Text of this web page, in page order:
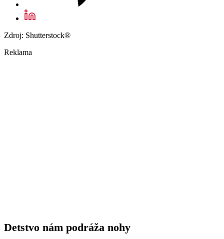
Zdroj: Shutterstock®
Reklama
Detstvo nám podráža nohy